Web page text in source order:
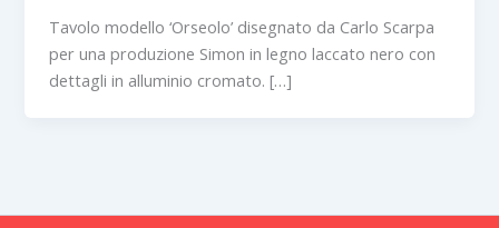
Tavolo modello ‘Orseolo’ disegnato da Carlo Scarpa
per una produzione Simon in legno laccato nero con
dettagli in alluminio cromato. […]